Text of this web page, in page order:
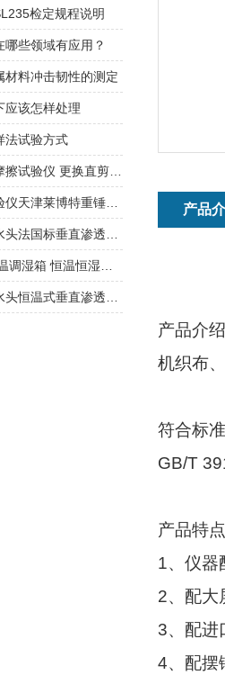
产品
产品介
机织布
符合标
GB/T
产品特
1、仪器
2、配大
3、配进
4、配摆
检定规程说明
些领域有应用？
材料冲击韧性的测定
应该怎样处理
法试验方式